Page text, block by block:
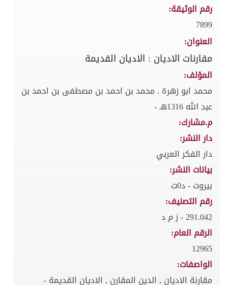
رقم الوثيقة:
7899
العنوان:
مقارنات الاديان : الاديان القديمة
المؤلف:
محمد ابو زهرة . محمد بن احمد بن مصطفى بن احمد بن
عبد الله 1316هـ -
م.مشارك:
دار النشر:
دار الفكر العربي
بيانات النشر:
بيروت - د0ت
رقم التصنيف:
291.042 - ز م د
الرقم العام:
12965
الواصفات:
مقارنة الاديان , الدين المقارن , الاديان القديمة -